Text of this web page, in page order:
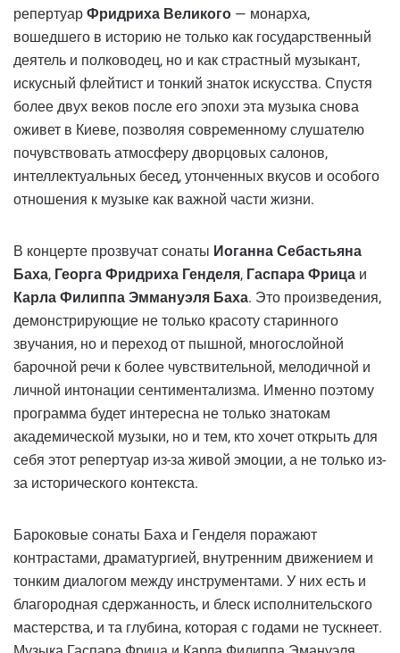
репертуар Фридриха Великого — монарха,
вошедшего в историю не только как государственный
деятель и полководец, но и как страстный музыкант,
искусный флейтист и тонкий знаток искусства. Спустя
более двух веков после его эпохи эта музыка снова
оживет в Киеве, позволяя современному слушателю
почувствовать атмосферу дворцовых салонов,
интеллектуальных бесед, утонченных вкусов и особого
отношения к музыке как важной части жизни.
В концерте прозвучат сонаты Иоганна Себастьяна
Баха, Георга Фридриха Генделя, Гаспара Фрица и
Карла Филиппа Эммануэля Баха. Это произведения,
демонстрирующие не только красоту старинного
звучания, но и переход от пышной, многослойной
барочной речи к более чувствительной, мелодичной и
личной интонации сентиментализма. Именно поэтому
программа будет интересна не только знатокам
академической музыки, но и тем, кто хочет открыть для
себя этот репертуар из-за живой эмоции, а не только из-
за исторического контекста.
Бароковые сонаты Баха и Генделя поражают
контрастами, драматургией, внутренним движением и
тонким диалогом между инструментами. У них есть и
благородная сдержанность, и блеск исполнительского
мастерства, и та глубина, которая с годами не тускнеет.